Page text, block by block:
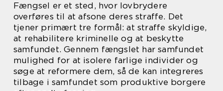
Fængsel er et sted, hvor lovbrydere
overføres til at afsone deres straffe. Det
tjener primært tre formål: at straffe skyldige,
at rehabilitere kriminelle og at beskytte
samfundet. Gennem fængslet har samfundet
mulighed for at isolere farlige individer og
søge at reformere dem, så de kan integreres
tilbage i samfundet som produktive borgere